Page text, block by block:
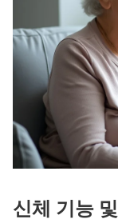
신체 기능